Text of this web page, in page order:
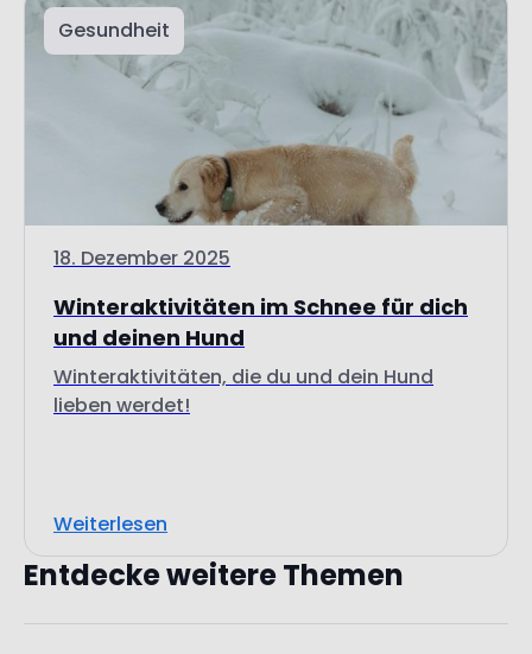
18. Dezember 2025
Winteraktivitäten im Schnee für dich
und deinen Hund
Winteraktivitäten, die du und dein Hund
lieben werdet!
Gesundheitsüberwachung von Haustieren nach